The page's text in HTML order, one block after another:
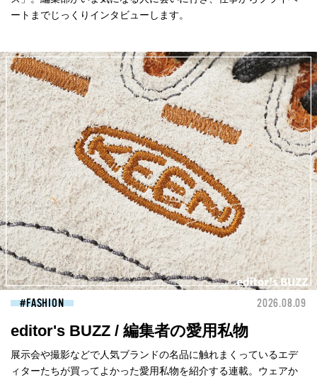
ートまでじっくりインタビューします。
FASHION 2026.08.09
editor's BUZZ / 編集者の愛用私物
展示会や撮影などで人気ブランドの名品に触れまくっているエデ
ィターたちが買ってよかった愛用私物を紹介する連載。ウェアか